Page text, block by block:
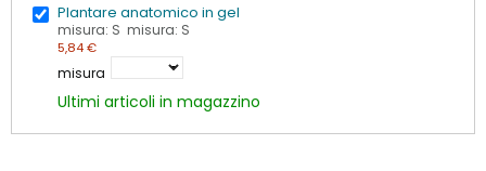
Plantare anatomico in gel
misura: S misura: S
5,84 €
misura
Ultimi articoli in magazzino